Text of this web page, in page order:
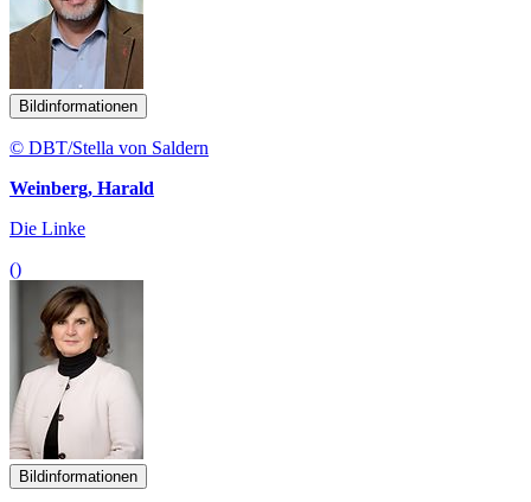
Bildinformationen
© DBT/Stella von Saldern
Weinberg, Harald
Die Linke
()
Bildinformationen